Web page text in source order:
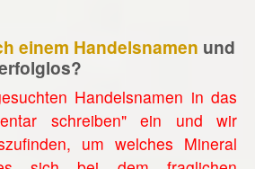
einem Handelsnamen und
Handelsnamen in das
schreiben" ein und wir
um welches Mineral